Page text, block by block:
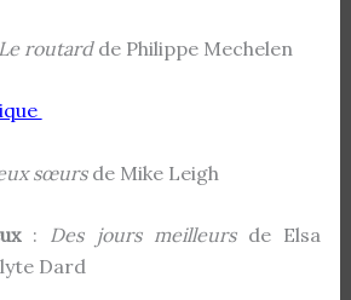
Le routardde Philippe Mechelen
sœursde Mike Leigh
: Des jours meilleurs de Elsa
Dard